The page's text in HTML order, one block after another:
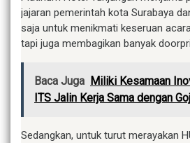
jajaran pemerintah kota Surabaya
saja untuk menikmati keseruan
tapi juga membagikan banyak
Baca Juga Miliki Kesamaan
ITS Jalin Kerja Sama dengan
Sedangkan, untuk turut merayakan